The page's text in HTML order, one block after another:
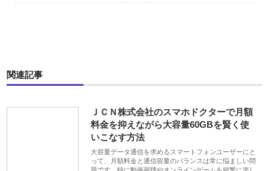
関連記事
ＪＣＮ株式会社のスマホドクターで月額
料金を抑えながら大容量60GBを賢く使
いこなす方法
大容量データ通信を求めるスマートフォンユーザーにと
って、月額料金と通信容量のバランスは常に悩ましい問